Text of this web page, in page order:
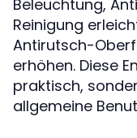
Beleuchtung,
Reinigung
Antirutsch-
erhöhen. Diese
praktisch,
allgemeine